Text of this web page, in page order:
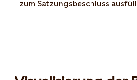
zum Satzungsbeschluss